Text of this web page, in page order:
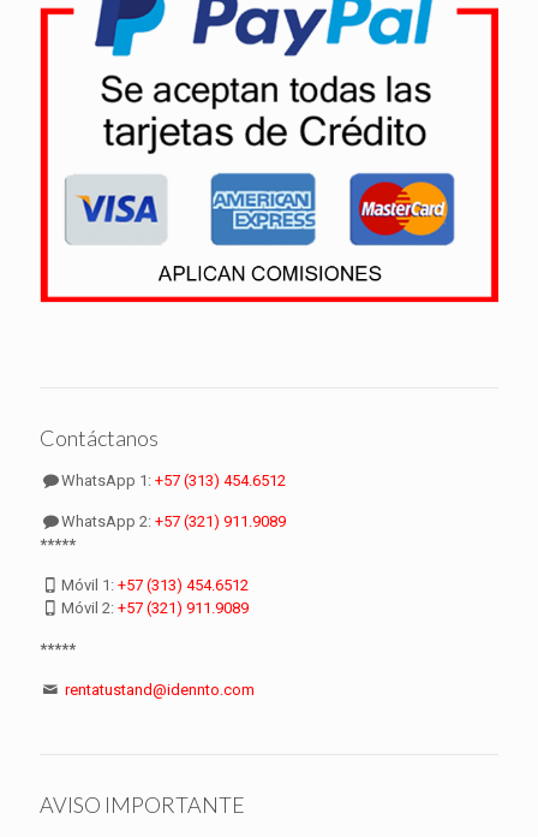
Contáctanos
WhatsApp 1:+57 (313) 454.6512
WhatsApp 2:+57 (321) 911.9089
*****
Móvil 1:+57 (313) 454.6512
Móvil 2:+57 (321) 911.9089
*****
rentatustand@idennto.com
AVISO IMPORTANTE